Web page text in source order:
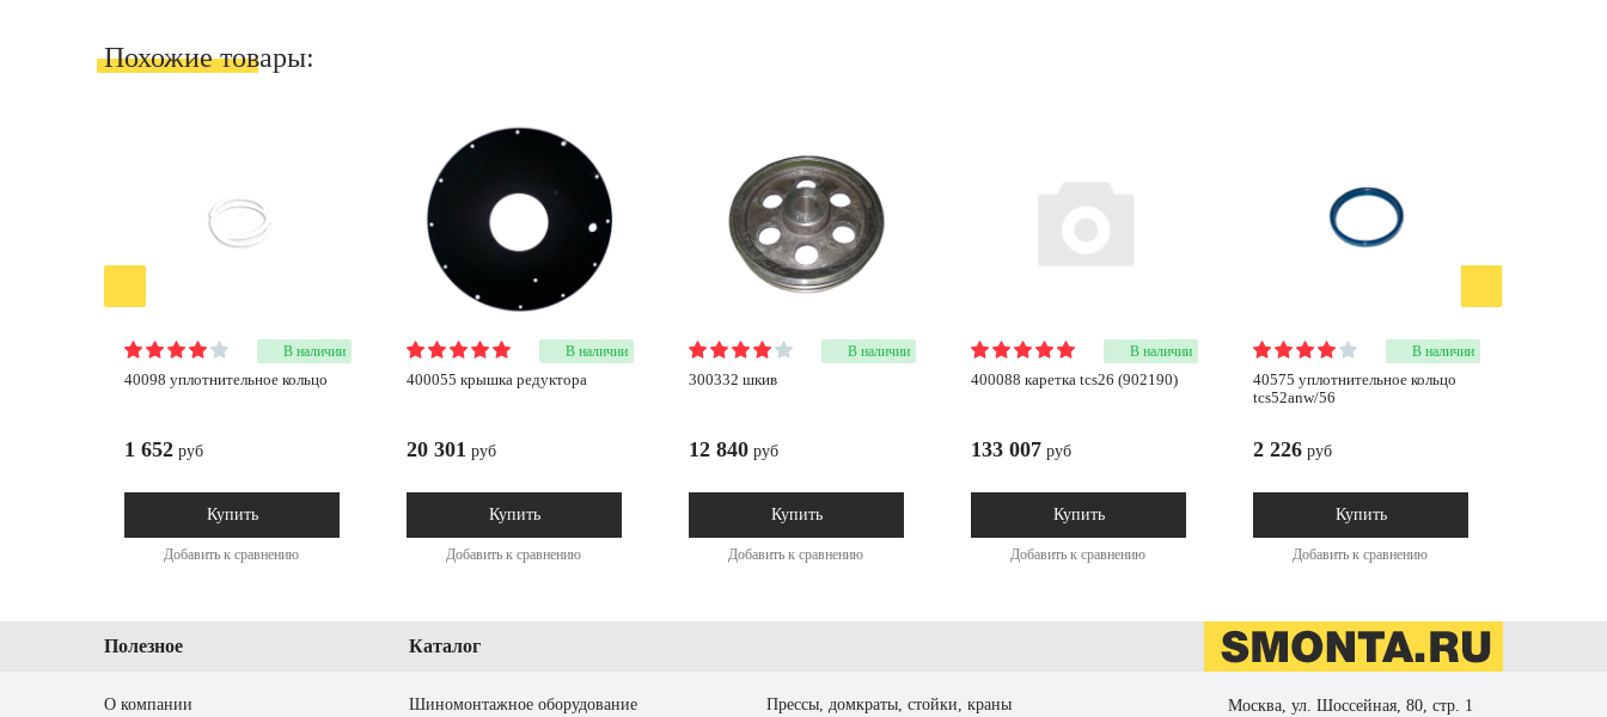
Похожие товары:
В наличии
40098 уплотнительное кольцо
1 652 руб
Купить
Добавить к сравнению
В наличии
400055 крышка редуктора
20 301 руб
Купить
Добавить к сравнению
В наличии
300332 шкив
12 840 руб
Купить
Добавить к сравнению
В наличии
400088 каретка tcs26 (902190)
133 007 руб
Купить
Добавить к сравнению
В наличии
40575 уплотнительное кольцо
tcs52anw/56
2 226 руб
Купить
Добавить к сравнению
Полезное Каталог
О компании Шиномонтажное оборудование Прессы, домкраты, стойки, краны Москва, ул. Шоссейная, 80, стр. 1